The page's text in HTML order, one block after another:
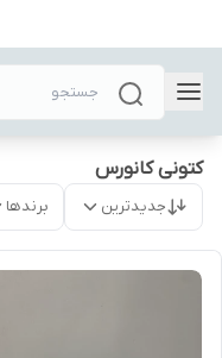
کتونی کانورس
جدیدترین برندها